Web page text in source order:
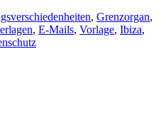
, Grenzorgan,
, E-Mails, Vorlage, Ibiza,